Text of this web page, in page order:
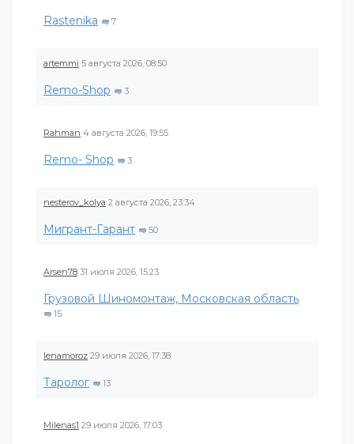
Rastenika 7
artemmi 5 августа 2026, 08:50
Remo-Shop 3
Rahman 4 августа 2026, 19:55
Remo- Shop 3
nesterov_kolya 2 августа 2026, 23:34
Мигрант-Гарант 50
Arsen78 31 июля 2026, 15:23
Грузовой Шиномонтаж, Московская область
15
lenamoroz 29 июля 2026, 17:38
Таролог 13
Milenas1 29 июля 2026, 17:03